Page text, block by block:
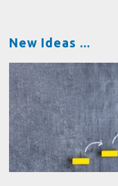
New Ideas